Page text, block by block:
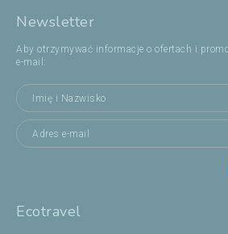
Newsletter
Aby otrzymywać informacje o ofertach i
e-mail:
Ecotravel